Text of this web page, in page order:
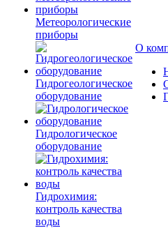
Метеорологические
приборы
Гидрогеологическое
оборудование
Гидрологическое
оборудование
Гидрохимия:
контроль качества
воды
О